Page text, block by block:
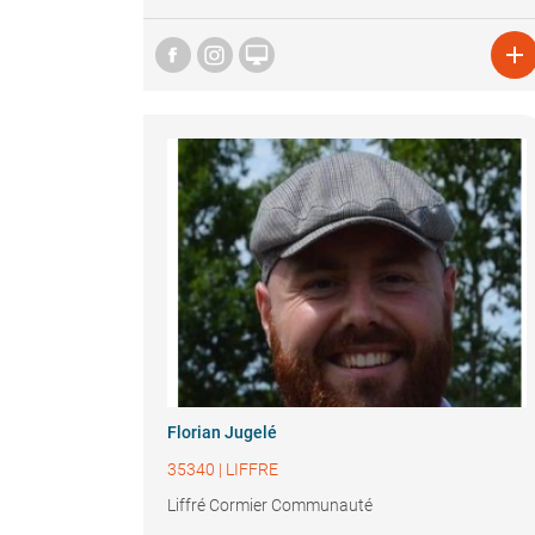
 
Florian Jugelé
35340 | LIFFRE
Liffré Cormier Communauté